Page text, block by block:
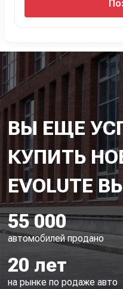
ВЫ ЕЩЕ
КУПИТЬ
55 000
автомобилей продано
20 лет
на рынке по родаже авто